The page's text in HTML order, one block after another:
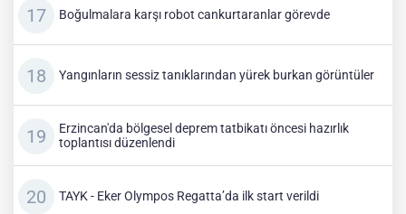
Boğulmalara karşı robot cankurtaranlar görevde
Yangınların sessiz tanıklarından yürek burkan görüntüler
Erzincan'da bölgesel deprem tatbikatı öncesi hazırlık
toplantısı düzenlendi
TAYK - Eker Olympos Regatta’da ilk start verildi